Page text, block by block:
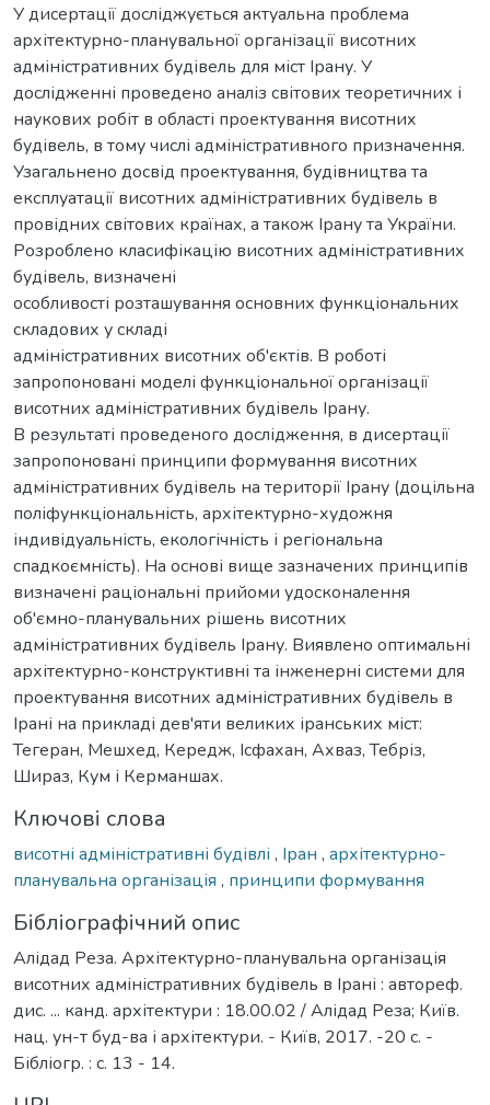
У дисертації досліджується актуальна проблема
архітектурно-планувальної організації висотних
адміністративних будівель для міст Ірану. У
дослідженні проведено аналіз світових теоретичних і
наукових робіт в області проектування висотних
будівель, в тому числі адміністративного призначення.
Узагальнено досвід проектування, будівництва та
експлуатації висотних адміністративних будівель в
провідних світових країнах, а також Ірану та України.
Розроблено класифікацію висотних адміністративних
будівель, визначені
особливості розташування основних функціональних
складових у складі
адміністративних висотних об'єктів. В роботі
запропоновані моделі функціональної організації
висотних адміністративних будівель Ірану.
В результаті проведеного дослідження, в дисертації
запропоновані принципи формування висотних
адміністративних будівель на території Ірану (доцільна
поліфункціональність, архітектурно-художня
індивідуальність, екологічність і регіональна
спадкоємність). На основі вище зазначених принципів
визначені раціональні прийоми удосконалення
об'ємно-планувальних рішень висотних
адміністративних будівель Ірану. Виявлено оптимальні
архітектурно-конструктивні та інженерні системи для
проектування висотних адміністративних будівель в
Ірані на прикладі дев'яти великих іранських міст:
Тегеран, Мешхед, Кередж, Ісфахан, Ахваз, Тебріз,
Шираз, Кум і Керманшах.
Ключові слова
висотні адміністративні будівлі , Іран , архітектурно-
планувальна організація , принципи формування
Бібліографічний опис
Алідад Реза. Архітектурно-планувальна організація
висотних адміністративних будівель в Ірані : автореф.
дис. ... канд. архітектури : 18.00.02 / Алідад Реза; Київ.
нац. ун-т буд-ва і архітектури. - Київ, 2017. -20 с. -
Бібліогр. : с. 13 - 14.